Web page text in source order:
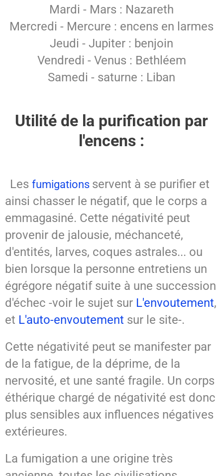
Mardi - Mars : Nazareth
Mercredi - Mercure : encens en larmes
Jeudi - Jupiter : benjoin
Vendredi - Venus : Bethléem
Samedi - saturne : Liban
Utilité de la purification par
l'encens :
Les fumigations servent à se purifier et
ainsi chasser le négatif, que le corps a
emmagasiné. Cette négativité peut
provenir de jalousie, méchanceté,
d'entités, larves, coques astrales... ou
bien lorsque la personne entretiens un
égrégore négatif suite à une succession
d'échec -voir le sujet sur L'envoutement,
et L'auto-envoutement sur le site-.
Cette négativité peut se manifester par
de la fatigue, de la déprime, de la
nervosité, et une santé fragile. Un corps
éthérique chargé de négativité est donc
plus sensibles aux influences négatives
extérieures.
La fumigation a une origine très